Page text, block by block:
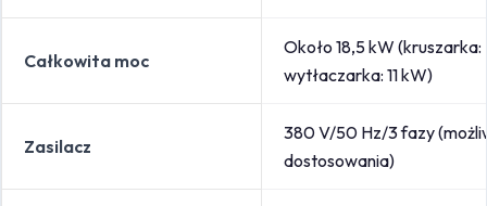
Całkowita moc
Około 18,5 kW (kruszarka:
wytłaczarka: 11 kW)
Zasilacz
380 V/50 Hz/3 fazy
dostosowania)